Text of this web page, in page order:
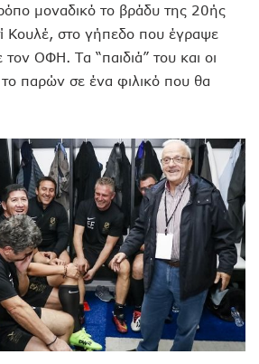
μοναδικό το βράδυ της 20ής
Κουλέ, στο γήπεδο που έγραψε
τον ΟΦΗ. Τα “παιδιά” του και οι
παρών σε ένα φιλικό που θα